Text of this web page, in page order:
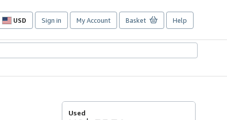
USD
Site
preferences
Sign in My Account Basket Help
Used